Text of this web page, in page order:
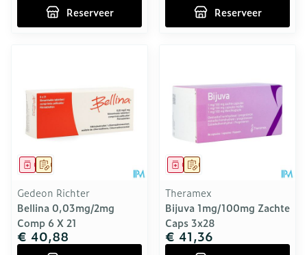
Reserveer Reserveer
Op voorschrift
Geneesmiddel
Gedeon Richter
Bellina 0,03mg/2mg
Comp 6 X 21
€ 40,88
Op voorschrift
Geneesmiddel
Theramex
Bijuva 1mg/100mg Zachte
Caps 3x28
€ 41,36